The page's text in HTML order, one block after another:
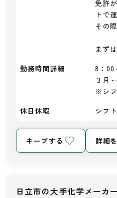
免許
トで
その
まず
勤務時間詳細
8：00
３月
※シ
休日休暇
シフ
キープする 詳細
日立市の大手化学メーカ